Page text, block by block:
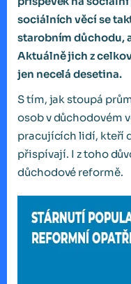
sociálních věcí se
starobním důchodu,
Aktuálně jich z
jen necelá desetina.
S tím, jak stoupá
osob v důchodovém
pracujících lidí, kteří
přispívají. I z toho
důchodové reformě.